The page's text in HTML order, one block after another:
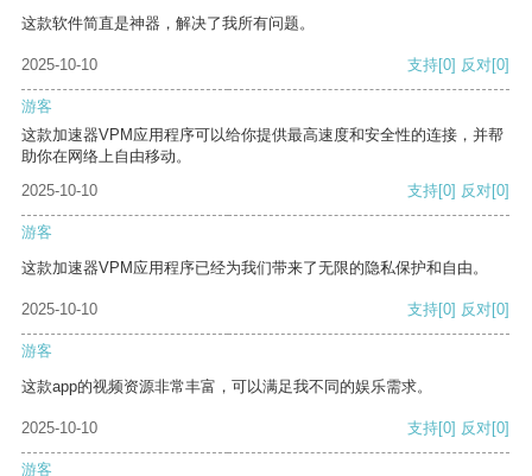
这款软件简直是神器，解决了我所有问题。
2025-10-10 支持[0] 反对[0]
游客
这款加速器VPM应用程序可以给你提供最高速度和安全性的连接，并帮
助你在网络上自由移动。
2025-10-10
支持[0] 反对[0]
游客
这款加速器VPM应用程序已经为我们带来了无限的隐私保护和自由。
2025-10-10 支持[0] 反对[0]
游客
这款app的视频资源非常丰富，可以满足我不同的娱乐需求。
2025-10-10 支持[0] 反对[0]
游客